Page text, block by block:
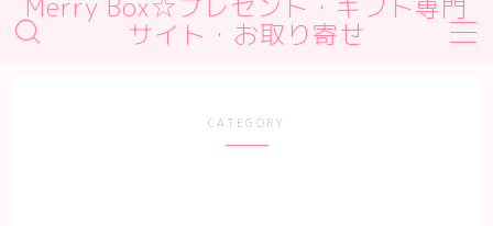
サイト・お取り寄せ
デモプリセット記事 #2CATEGORY